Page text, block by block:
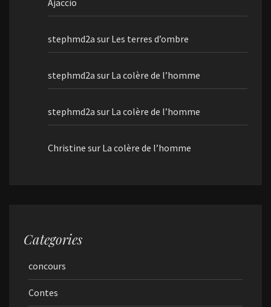
stephmd2a sur Les terres d’ombre
stephmd2a sur La colère de l’homme
stephmd2a sur La colère de l’homme
Christine sur La colère de l’homme
Categories
concours
Contes